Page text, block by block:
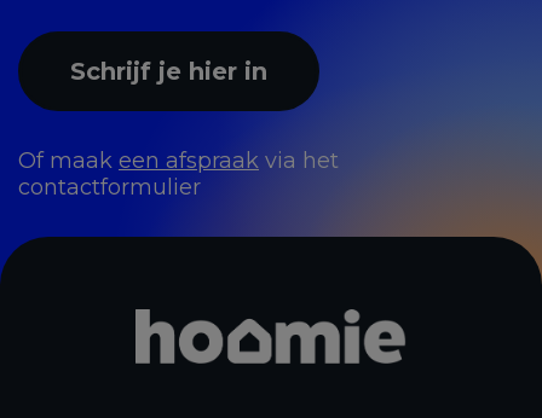
Of maak een afspraak via het
contactformulier
Schrijf je hier in